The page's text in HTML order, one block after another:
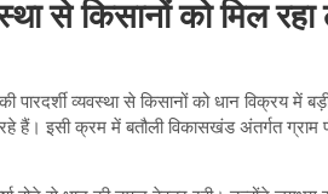
से किसानों को मिल
पारदर्शी व्यवस्था से किसानों को धान विक्रय में
हैं। इसी क्रम में बतौली विकासखंड अंतर्गत